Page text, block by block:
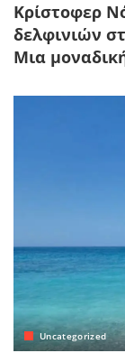
Κρίστοφερ
δελφινιών
Μια
Uncategorized